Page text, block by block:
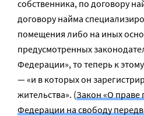
собственника, по договору
договору найма
помещения либо на иных
предусмотренных
Федерации», то теперь к
— «и в которых он
жительства». (Закон «О праве
Федерации на свободу